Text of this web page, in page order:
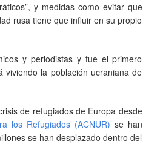
y medidas como evitar que
rusa tiene que influir en su propio
y periodistas y fue el primero
la población ucraniana de
de refugiados de Europa desde
los Refugiados (ACNUR) se han
se han desplazado dentro del